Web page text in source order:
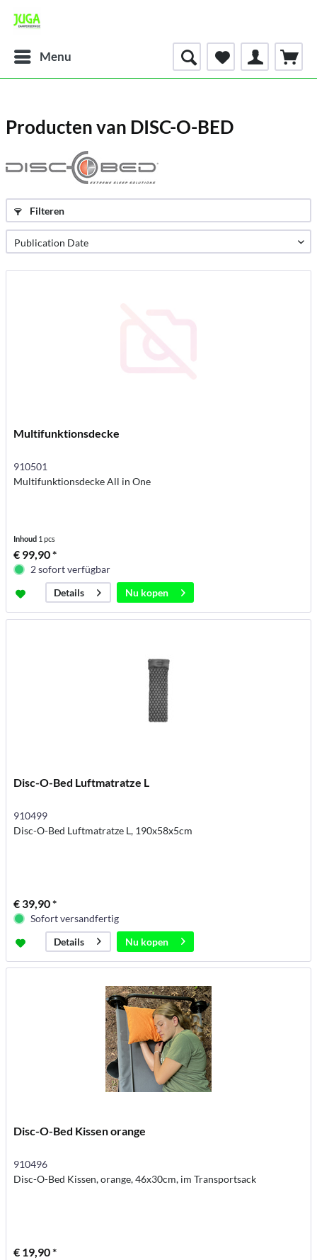
Menu
Producten van DISC-O-BED
Filteren
Multifunktionsdecke
910501
Multifunktionsdecke All in One
Inhoud 1 pcs
€ 99,90 *
2 sofort verfügbar
Details
Nu kopen
Disc-O-Bed Luftmatratze L
910499
Disc-O-Bed Luftmatratze L, 190x58x5cm
€ 39,90 *
Sofort versandfertig
Details
Nu kopen
Disc-O-Bed Kissen orange
910496
Disc-O-Bed Kissen, orange, 46x30cm, im Transportsack
€ 19,90 *